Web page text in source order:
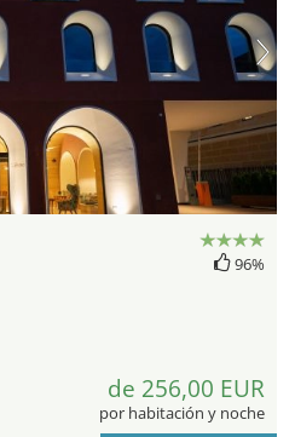
96%
de 256,00 EUR
por habitación y noche